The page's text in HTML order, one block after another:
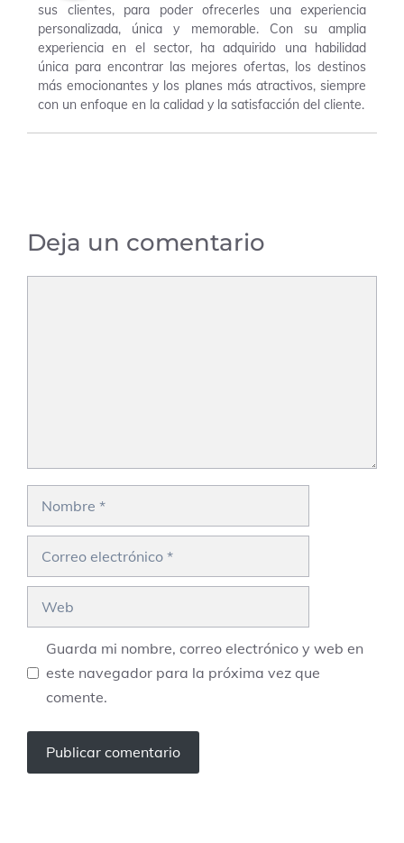
sus clientes, para poder ofrecerles una experiencia
personalizada, única y memorable. Con su amplia
experiencia en el sector, ha adquirido una habilidad
única para encontrar las mejores ofertas, los destinos
más emocionantes y los planes más atractivos, siempre
con un enfoque en la calidad y la satisfacción del cliente.
Deja un comentario
Guarda mi nombre, correo electrónico y web en
este navegador para la próxima vez que
comente.